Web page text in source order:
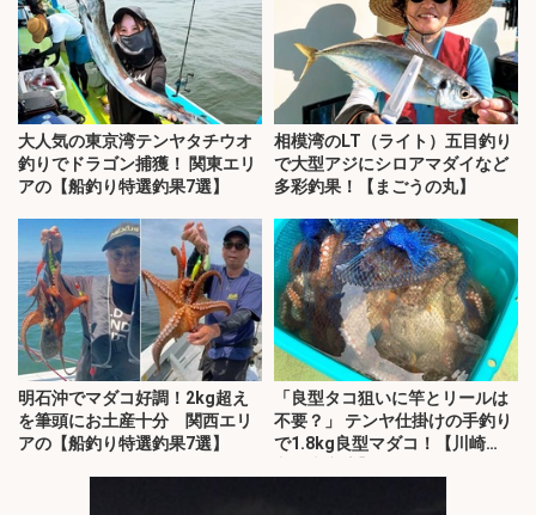
大人気の東京湾テンヤタチウオ
釣りでドラゴン捕獲！ 関東エリ
アの【船釣り特選釣果7選】
相模湾のLT（ライト）五目釣り
で大型アジにシロアマダイなど
多彩釣果！【まごうの丸】
明石沖でマダコ好調！2kg超え
を筆頭にお土産十分 関西エリ
アの【船釣り特選釣果7選】
「良型タコ狙いに竿とリールは
不要？」 テンヤ仕掛けの手釣り
で1.8kg良型マダコ！【川崎